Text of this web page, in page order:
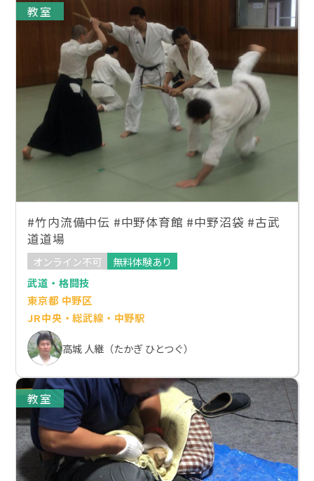
教室
#竹内流備中伝 #中野体育館 #中野沼袋 #古武
道道場
オンライン不可
無料体験あり
武道・格闘技
東京都 中野区
JR中央・総武線・中野駅
高城 人継（たかぎ ひとつぐ）
教室